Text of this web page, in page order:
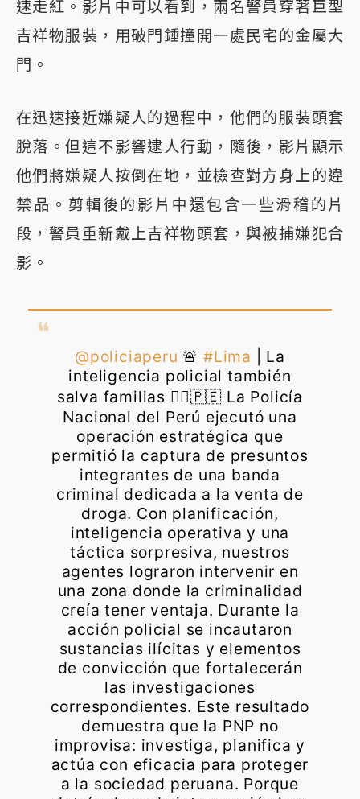
速走紅。影片中可以看到，兩名警員穿著巨型
吉祥物服裝，用破門錘撞開一處民宅的金屬大
門。
在迅速接近嫌疑人的過程中，他們的服裝頭套
脫落。但這不影響逮人行動，隨後，影片顯示
他們將嫌疑人按倒在地，並檢查對方身上的違
禁品。剪輯後的影片中還包含一些滑稽的片
段，警員重新戴上吉祥物頭套，與被捕嫌犯合
影。
@policiaperu 🚨 #Lima | La
inteligencia policial también
salva familias 👮‍♂️🇵🇪 La Policía
Nacional del Perú ejecutó una
operación estratégica que
permitió la captura de presuntos
integrantes de una banda
criminal dedicada a la venta de
droga. Con planificación,
inteligencia operativa y una
táctica sorpresiva, nuestros
agentes lograron intervenir en
una zona donde la criminalidad
creía tener ventaja. Durante la
acción policial se incautaron
sustancias ilícitas y elementos
de convicción que fortalecerán
las investigaciones
correspondientes. Este resultado
demuestra que la PNP no
improvisa: investiga, planifica y
actúa con eficacia para proteger
a la sociedad peruana. Porque